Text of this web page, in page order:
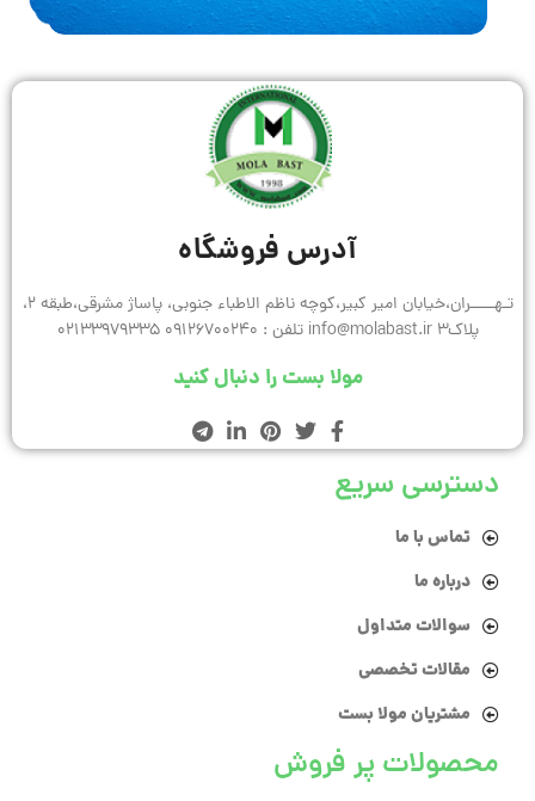
آدرس فروشگاه
تـهـــــران،خیابان امیر کبیر،کوچه ناظم الاطباء جنوبی، پاساژ مشرقی،طبقه 2،
پلاک3 info@molabast.ir تلفن : 09126700240 02133979335
مولا بست را دنبال کنید
دسترسی سریع
تماس با ما
درباره ما
سوالات متداول
مقالات تخصصی
مشتریان مولا بست
محصولات پر فروش